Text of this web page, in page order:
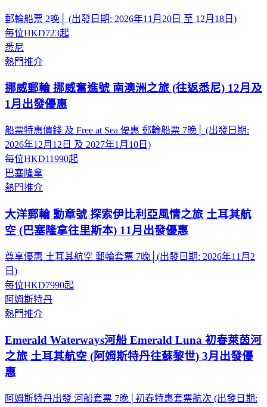
郵輪船票 2晚│ (出發日期: 2026年11月20日 至 12月18日)
每位HKD723起
悉尼
熱門推介
挪威郵輪 挪威奮進號 南澳洲之旅 (往返悉尼) 12月及
1月出發優惠
船票特惠價錢 及 Free at Sea 優惠 郵輪船票 7晚│ (出發日期:
2026年12月12日 及 2027年1月10日)
每位HKD11990起
巴塞隆拿
熱門推介
大洋郵輪 勳章號 探索伊比利亞風情之旅 土耳其航
空 (巴塞隆拿往里斯本) 11月出發優惠
尊享優惠 土耳其航空 郵輪套票 7晚│(出發日期: 2026年11月2
日)
每位HKD7990起
阿姆斯特丹
熱門推介
Emerald Waterways河船 Emerald Luna 初春萊茵河
之旅 土耳其航空 (阿姆斯特丹往蘇黎世) 3月出發優
惠
阿姆斯特丹出發 河船套票 7晚│初春特惠套票航次 (出發日期: